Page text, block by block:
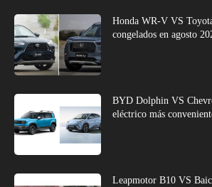
Honda WR-V VS
congelados en agosto
BYD Dolphin VS
eléctrico más
Leapmotor B10 VS